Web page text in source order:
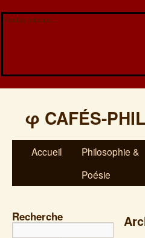
Veuillez patienter...
φ CAFÉS-
Accueil
Philosophie &
Poésie
Recherche